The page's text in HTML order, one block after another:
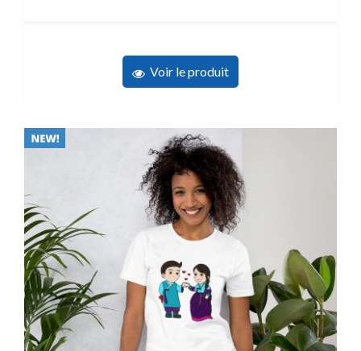
Voir le produit